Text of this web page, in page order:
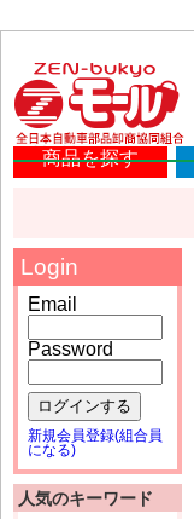
商品を探す
Login
Email
Password
ログインする
新規会員登録(組合員
になる)
人気のキーワード